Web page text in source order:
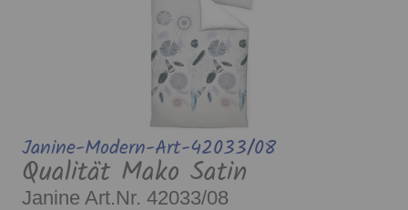
Janine-Modern-Art-42033/08
Qualität Mako Satin
Janine Art.Nr. 42033/08